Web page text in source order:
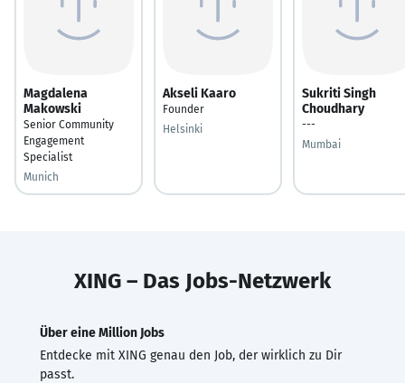
Magdalena
Makowski
Senior Community
Engagement
Specialist
Munich
Akseli Kaaro
Founder
Helsinki
Sukriti Singh
Choudhary
---
Mumbai
XING – Das Jobs-Netzwerk
Über eine Million Jobs
Entdecke mit XING genau den Job, der wirklich zu Dir
passt.